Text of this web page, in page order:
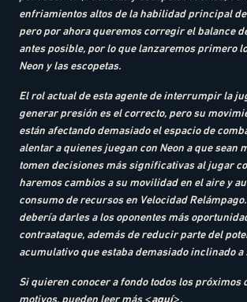
enfriamientos altos de la habilidad principal
pero por ahora queremos corregir el balance
antes posible, por lo que lanzaremos primero
Neon y las escopetas.
El rol actual de esta agente de interrumpir la
generar presión es el correcto, pero su
están afectando demasiado el espacio de
alentar a quienes juegan con Neon a que sean
tomen decisiones más significativas al jugar
haremos cambios a su movilidad en el aire y
consumo de recursos en Velocidad
debería darles a los oponentes más
contraataque, además de reducir parte del
acumulativo que estaba demasiado inclinado a
Si quieren conocer a fondo todos los próximos
motivos, pueden leer más <aquí>.